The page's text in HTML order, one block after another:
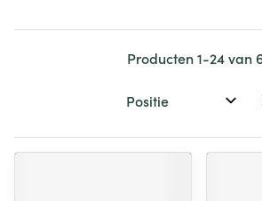
Producten1-24van
Sorteer op: